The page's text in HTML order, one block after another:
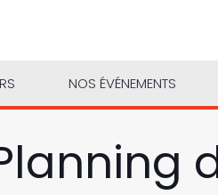
NOS ÉVÉNEMENTS